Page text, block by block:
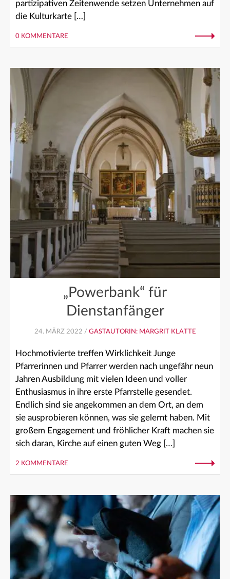
partizipativen Zeitenwende setzen Unternehmen auf
die Kulturkarte […]
0 KOMMENTARE
„Powerbank“ für
Dienstanfänger
24. MÄRZ 2022 / GASTAUTORIN: MARGRIT KLATTE
Hochmotivierte treffen Wirklichkeit Junge
Pfarrerinnen und Pfarrer werden nach ungefähr neun
Jahren Ausbildung mit vielen Ideen und voller
Enthusiasmus in ihre erste Pfarrstelle gesendet.
Endlich sind sie angekommen an dem Ort, an dem
sie ausprobieren können, was sie gelernt haben. Mit
großem Engagement und fröhlicher Kraft machen sie
sich daran, Kirche auf einen guten Weg […]
2 KOMMENTARE